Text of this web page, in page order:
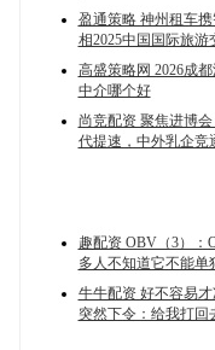
盈通策略 神州租车
相2025中国国际旅游
高盛策略网 2026成
中介哪个好
尚竞配资 聚焦进博
代提速，中外乳企竞
趣配资 OBV（3）：
多人不知道它不能单
牛牛配资 好不容易
突然下令：给我打回